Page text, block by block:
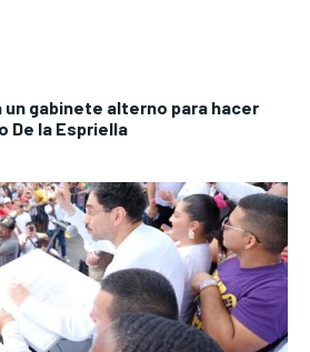
un gabinete alterno para hacer
De la Espriella